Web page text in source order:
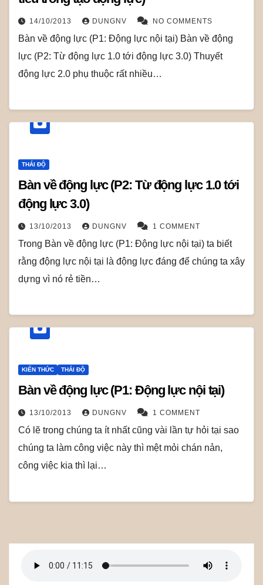
14/10/2013 DUNGNV NO COMMENTS
Bàn về động lực (P1: Động lực nội tại) Bàn về động
lực (P2: Từ động lực 1.0 tới động lực 3.0) Thuyết
động lực 2.0 phụ thuộc rất nhiều…
THÁI ĐỘ
Bàn về động lực (P2: Từ động lực 1.0 tới
động lực 3.0)
13/10/2013 DUNGNV 1 COMMENT
Trong Bàn về động lực (P1: Động lực nội tại) ta biết
rằng động lực nội tại là động lực đáng để chúng ta xây
dựng vì nó rẻ tiền…
KIẾN THỨC THÁI ĐỘ
Bàn về động lực (P1: Động lực nội tại)
13/10/2013 DUNGNV 1 COMMENT
Có lẽ trong chúng ta ít nhất cũng vài lần tự hỏi tại sao
chúng ta làm công việc này thì mệt mỏi chán nản,
công việc kia thì lại…